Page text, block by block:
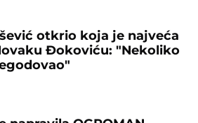
otkrio koja je najveća
Đokoviću: "Nekoliko